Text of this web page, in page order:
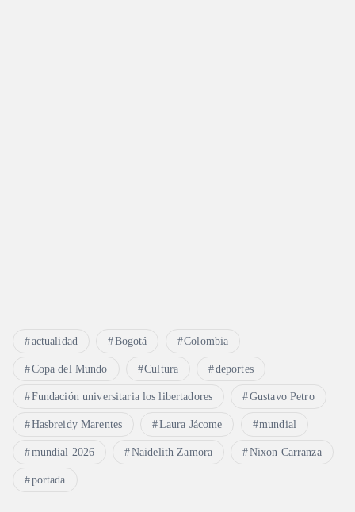
actualidad Bogotá Colombia
Copa del Mundo Cultura deportes
Fundación universitaria los libertadores Gustavo Petro
Hasbreidy Marentes Laura Jácome mundial
mundial 2026 Naidelith Zamora Nixon Carranza
portada